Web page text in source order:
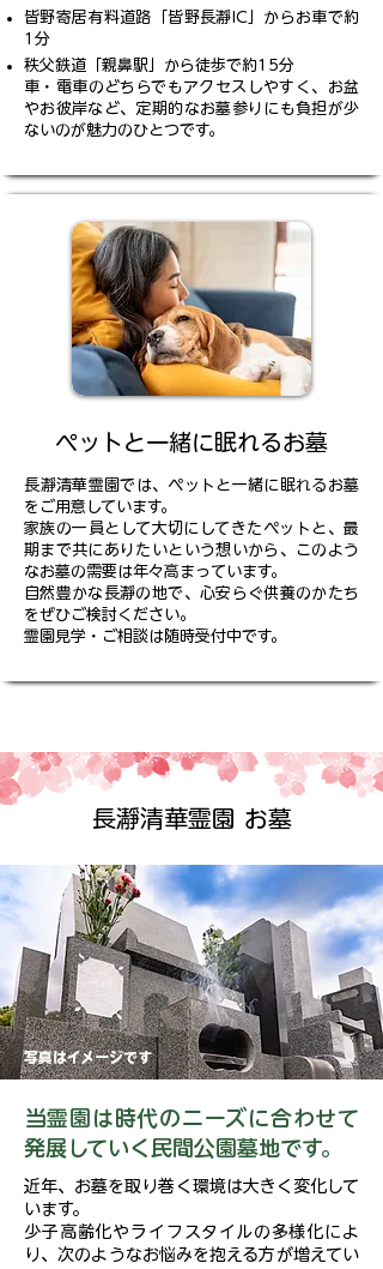
皆野寄居有料道路「皆野長瀞IC」からお車で約
1分
秩父鉄道「親鼻駅」から徒歩で約15分
車・電車のどちらでもアクセスしやすく、お盆
やお彼岸など、定期的なお墓参りにも負担が少
ないのが魅力のひとつです。
ペットと一緒に眠れるお墓
長瀞清華霊園では、ペットと一緒に眠れるお墓
をご用意しています。
家族の一員として大切にしてきたペットと、最
期まで共にありたいという想いから、このよう
なお墓の需要は年々高まっています。
自然豊かな長瀞の地で、心安らぐ供養のかたち
をぜひご検討ください。
霊園見学・ご相談は随時受付中です。
長瀞清華霊園 お墓
写真はイメージです
​当霊園は時代のニーズに合わせて
発展していく民間公園墓地です。
​近年、お墓を取り巻く環境は大きく変化して
います。
少子高齢化やライフスタイルの多様化によ
り、次のようなお悩みを抱える方が増えてい